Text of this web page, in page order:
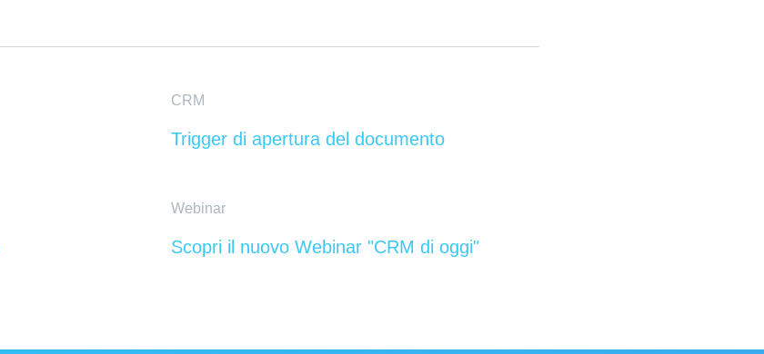
CRM
Trigger di apertura del documento
Webinar
Scopri il nuovo Webinar "CRM di oggi"